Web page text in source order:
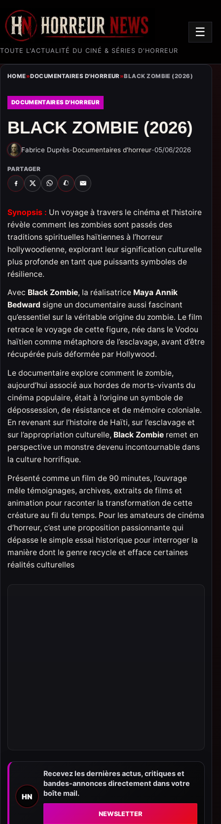
TOUTE L'ACTUALITÉ DU CINÉ & SÉRIES D'HORREUR
☰
HOME»DOCUMENTAIRES D'HORREUR»BLACK ZOMBIE (2026)
DOCUMENTAIRES D'HORREUR
BLACK ZOMBIE (2026)
Fabrice Duprès-Documentaires d'horreur-05/06/2026
PARTAGER
FACEBOOK
X WHATSAPP
SNAPCHAT
EMAIL
Synopsis : Un voyage à travers le cinéma et l’histoire
révèle comment les zombies sont passés des
traditions spirituelles haïtiennes à l’horreur
hollywoodienne, explorant leur signification culturelle
plus profonde en tant que puissants symboles de
résilience.
Avec Black Zombie, la réalisatrice Maya Annik
Bedward signe un documentaire aussi fascinant
qu’essentiel sur la véritable origine du zombie. Le film
retrace le voyage de cette figure, née dans le Vodou
haïtien comme métaphore de l’esclavage, avant d’être
récupérée puis déformée par Hollywood.
Le documentaire explore comment le zombie,
aujourd’hui associé aux hordes de morts-vivants du
cinéma populaire, était à l’origine un symbole de
dépossession, de résistance et de mémoire coloniale.
En revenant sur l’histoire de Haïti, sur l’esclavage et
sur l’appropriation culturelle, Black Zombie remet en
perspective un monstre devenu incontournable dans
la culture horrifique.
Présenté comme un film de 90 minutes, l’ouvrage
mêle témoignages, archives, extraits de films et
animation pour raconter la transformation de cette
créature au fil du temps. Pour les amateurs de cinéma
d’horreur, c’est une proposition passionnante qui
dépasse le simple essai historique pour interroger la
manière dont le genre recycle et efface certaines
réalités culturelles
HN
Recevez les dernières actus, critiques et
bandes-annonces directement dans votre
boîte mail.
NEWSLETTER